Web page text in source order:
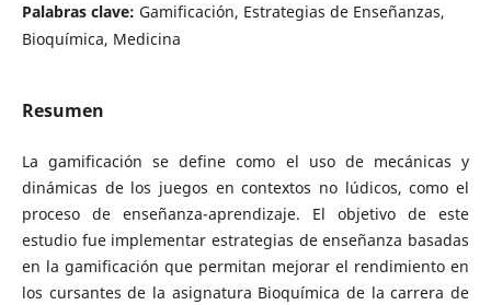
Palabras clave: Gamificación, Estrategias de Enseñanzas,
Bioquímica, Medicina
Resumen
La gamificación se define como el uso de mecánicas y
dinámicas de los juegos en contextos no lúdicos, como el
proceso de enseñanza-aprendizaje. El objetivo de este
estudio fue implementar estrategias de enseñanza basadas
en la gamificación que permitan mejorar el rendimiento en
los cursantes de la asignatura Bioquímica de la carrera de